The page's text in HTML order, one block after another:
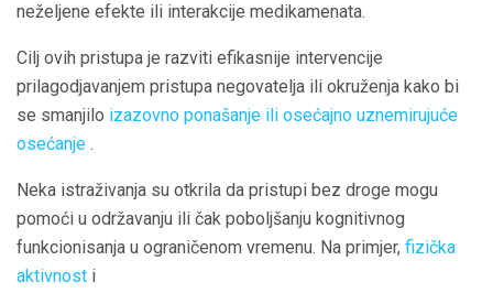
neželjene efekte ili interakcije medikamenata.
Cilj ovih pristupa je razviti efikasnije intervencije
prilagodjavanjem pristupa negovatelja ili okruženja kako bi
se smanjilo izazovno ponašanje ili osećajno uznemirujuće
osećanje .
Neka istraživanja su otkrila da pristupi bez droge mogu
pomoći u održavanju ili čak poboljšanju kognitivnog
funkcionisanja u ograničenom vremenu. Na primjer, fizička
aktivnost i